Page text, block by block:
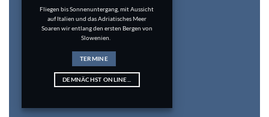
Fliegen bis Sonnenuntergang, mit Aussicht
auf Italien und das Adriatisches Meer
Soaren wir entlang den ersten Bergen von
Slowenien.
TERMINE
DEMNÄCHST ONLINE...